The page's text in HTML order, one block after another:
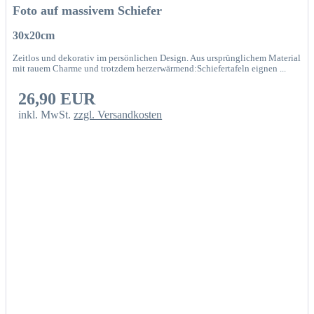
Foto auf massivem Schiefer
30x20cm
Zeitlos und dekorativ im persönlichen Design. Aus ursprünglichem Material
mit rauem Charme und trotzdem herzerwärmend:Schiefertafeln eignen ...
26,90 EUR
inkl. MwSt.zzgl. Versandkosten